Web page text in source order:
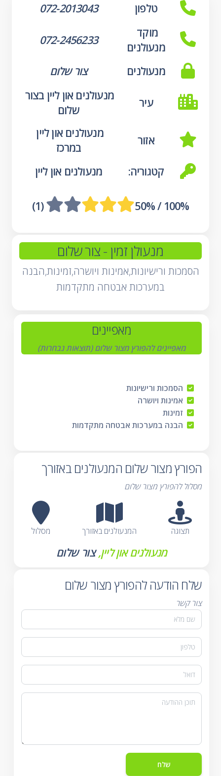
טלפון
072-2013043
מנעולנים
072-2456233
מנעולנים צור שלום
עיר
שלום
אזור
במרכז
קטגוריה:
מנעולנים און ליין
100% / 50%
(1)
מנעולן זמין - צור שלום
הסמכות ורישיונות,אמינות ויושרה,זמינות,הבנה
במערכות אבטחה מתקדמות
מאפיינים
מאפיינים להפורץ מצור שלום (תוצאות נבחרות)
הסמכות ורישיונות
אמינות ויושרה
זמינות
הבנה במערכות אבטחה מתקדמות
הפורץ מצור שלום המנעולנים באזורך
מסלול להפורץ מצור שלום
תצוגה המנעולנים באזורך מסלול
מנעולנים און ליין,צור שלום
שלח הודעה להפורץ מצור שלום
צור קשר